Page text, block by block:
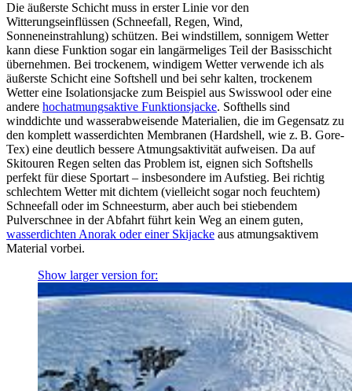
Die äußerste Schicht muss in erster Linie vor den
Witterungseinflüssen (Schneefall, Regen, Wind,
Sonneneinstrahlung) schützen. Bei windstillem, sonnigem Wetter
kann diese Funktion sogar ein langärmeliges Teil der Basisschicht
übernehmen. Bei trockenem, windigem Wetter verwende ich als
äußerste Schicht eine Softshell und bei sehr kalten, trockenem
Wetter eine Isolationsjacke zum Beispiel aus Swisswool oder eine
andere hochatmungsaktive Funktionsjacke. Softhells sind
winddichte und wasserabweisende Materialien, die im Gegensatz zu
den komplett wasserdichten Membranen (Hardshell, wie z. B. Gore-
Tex) eine deutlich bessere Atmungsaktivität aufweisen. Da auf
Skitouren Regen selten das Problem ist, eignen sich Softshells
perfekt für diese Sportart – insbesondere im Aufstieg. Bei richtig
schlechtem Wetter mit dichtem (vielleicht sogar noch feuchtem)
Schneefall oder im Schneesturm, aber auch bei stiebendem
Pulverschnee in der Abfahrt führt kein Weg an einem guten,
wasserdichten Anorak oder einer Skijacke aus atmungsaktivem
Material vorbei.
Show larger version for: